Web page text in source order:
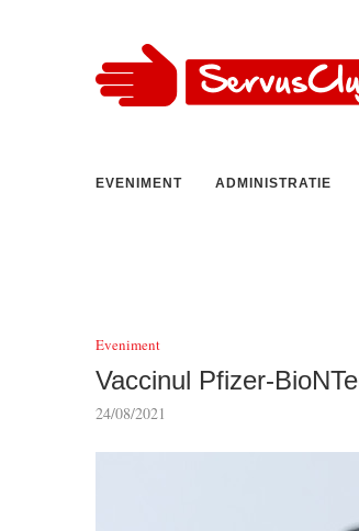
EVENIMENT ADMINISTRATIE
Eveniment
Vaccinul Pfizer-
24/08/2021